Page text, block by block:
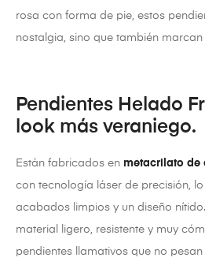
rosa con forma de pie, estos
nostalgia, sino que también marcan
Pendientes Helado
look más veraniego.
Están fabricados en metacrilato de
con tecnología láser de precisión,
acabados limpios y un diseño
material ligero, resistente y muy
pendientes llamativos que no pesan